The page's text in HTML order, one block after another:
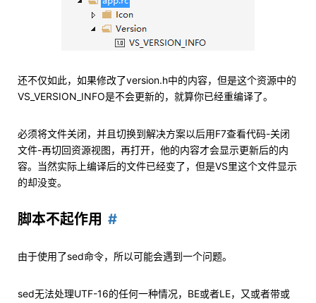
还不仅如此，如果修改了version.h中的内容，但是这个资源中的
VS_VERSION_INFO是不会更新的，就算你已经重编译了。
必须将文件关闭，并且切换到解决方案以后用F7查看代码-关闭
文件-再切回资源视图，再打开，他的内容才会显示更新后的内
容。当然实际上编译后的文件已经变了，但是VS里这个文件显示
的却没变。
脚本不起作用
由于使用了sed命令，所以可能会遇到一个问题。
sed无法处理UTF-16的任何一种情况，BE或者LE，又或者带或